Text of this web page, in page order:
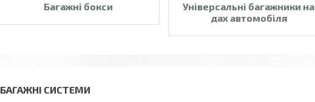
Багажні бокси
Універсальні багажники на
дах автомобіля
БАГАЖНІ СИСТЕМИ